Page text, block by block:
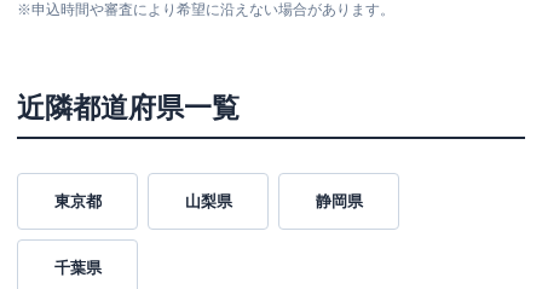
※申込時間や審査により希望に沿えない場合があります。
近隣都道府県一覧
東京都 山梨県 静岡県
千葉県